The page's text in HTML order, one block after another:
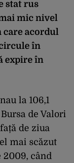
stat rus
mic nivel
acordul
în
expire în
la 106,1
de Valori
de ziua
mai scăzut
când